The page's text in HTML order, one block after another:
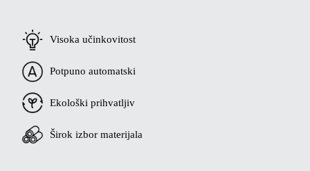
Visoka učinkovitost
Potpuno automatski
Ekološki prihvatljiv
Širok izbor materijala